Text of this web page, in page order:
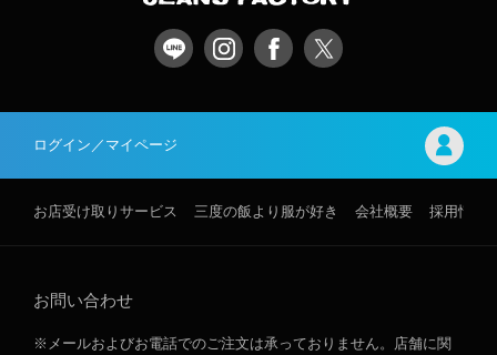
ログイン／マイページ
お店受け取りサービス 三度の飯より服が好き 会社概要 採用情報
お問い合わせ
※メールおよびお電話でのご注文は承っておりません。店舗に関